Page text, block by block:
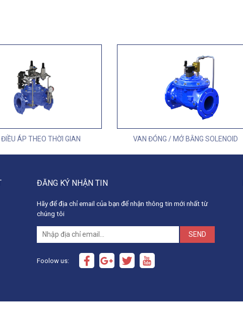
ÁP THEO THỜI GIAN VAN ĐÓNG / MỞ BẰNG SOLENOID
ĐĂNG KÝ NHẬN TIN
Hãy để địa chỉ email của bạn để nhận thông tin mới nhất từ
chúng tôi
SEND
Foolow us: